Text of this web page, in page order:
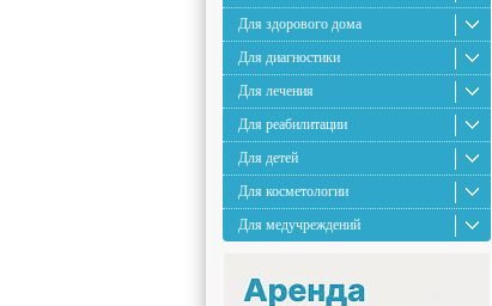
Для здорового дома
Для диагностики
Для лечения
Для реабилитации
Для детей
Для косметологии
Для медучреждений